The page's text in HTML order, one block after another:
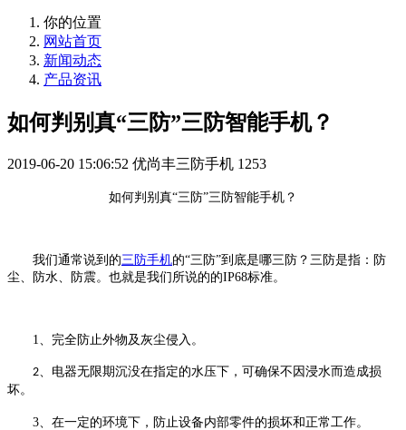
你的位置
网站首页
新闻动态
产品资讯
如何判别真“三防”三防智能手机？
2019-06-20 15:06:52 优尚丰三防手机 1253
如何判别真“三防”三防智能手机？
我们通常说到的三防手机的“三防”到底是哪三防？三防是指：防
尘、防水、防震。也就是我们所说的的IP68标准。
1、 完全防止外物及灰尘侵入。
2、 电器无限期沉没在指定的水压下，可确保不因浸水而造成损
坏。
3、 在一定的环境下，防止设备内部零件的损坏和正常工作。